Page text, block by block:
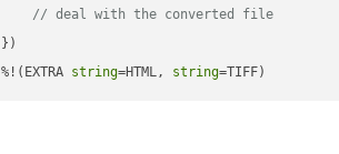
// deal with the converted file
})
%!(EXTRA string=HTML, string=TIFF)